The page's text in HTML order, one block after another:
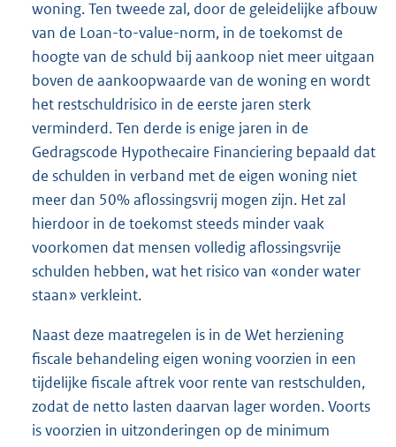
woning. Ten tweede zal, door de geleidelijke afbouw
van de Loan-to-value-norm, in de toekomst de
hoogte van de schuld bij aankoop niet meer uitgaan
boven de aankoopwaarde van de woning en wordt
het restschuldrisico in de eerste jaren sterk
verminderd. Ten derde is enige jaren in de
Gedragscode Hypothecaire Financiering bepaald dat
de schulden in verband met de eigen woning niet
meer dan 50% aflossingsvrij mogen zijn. Het zal
hierdoor in de toekomst steeds minder vaak
voorkomen dat mensen volledig aflossingsvrije
schulden hebben, wat het risico van «onder water
staan» verkleint.
Naast deze maatregelen is in de Wet herziening
fiscale behandeling eigen woning voorzien in een
tijdelijke fiscale aftrek voor rente van restschulden,
zodat de netto lasten daarvan lager worden. Voorts
is voorzien in uitzonderingen op de minimum